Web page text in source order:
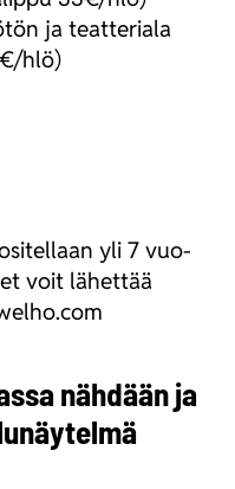
ja teat­te­ria­la
hlö)
yli 7 vuo­
voit lähet­tää
nähdään ja